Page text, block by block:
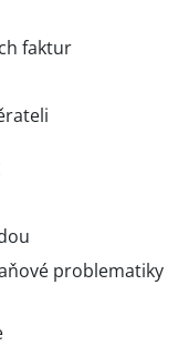
faktur
problematiky